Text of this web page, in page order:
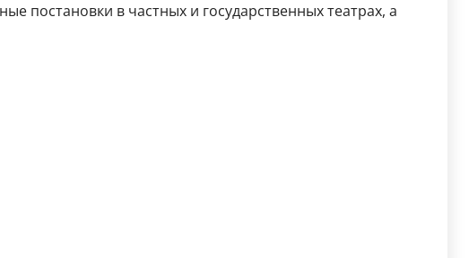
постановки в частных и государственных театрах, а